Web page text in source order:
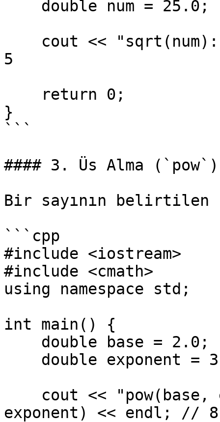
5
}
```
#### 3. Üs Alma (`pow`)
Bir sayının belirtilen
```cpp
#include <iostream>
#include <cmath>
using namespace std;
int main() {
exponent) << endl; // 8